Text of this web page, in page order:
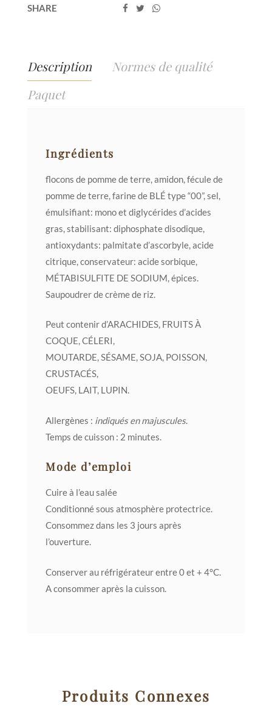
SHARE
Description
Normes de qualité
Paquet
Ingrédients
flocons de pomme de terre, amidon, fécule de
pomme de terre, farine de BLÉ type “00”, sel,
émulsifiant: mono et diglycérides d’acides
gras, stabilisant: diphosphate disodique,
antioxydants: palmitate d’ascorbyle, acide
citrique, conservateur: acide sorbique,
MÉTABISULFITE DE SODIUM, épices.
Saupoudrer de crème de riz.
Peut contenir d’ARACHIDES, FRUITS À
COQUE, CÉLERI,
MOUTARDE, SÉSAME, SOJA, POISSON,
CRUSTACÉS,
OEUFS, LAIT, LUPIN.
Allergènes : indiqués en majuscules.
Temps de cuisson : 2 minutes.
Mode d’emploi
Cuire à l’eau salée
Conditionné sous atmosphère protectrice.
Consommez dans les 3 jours après
l’ouverture.
Conserver au réfrigérateur entre 0 et + 4°C.
A consommer après la cuisson.
Produits Connexes